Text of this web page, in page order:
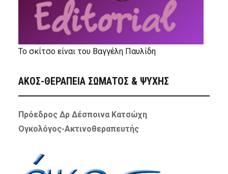
Το σκίτσο είναι του Βαγγέλη Παυλίδη
ΑΚΟΣ-ΘΕΡΑΠΕΙΑ ΣΩΜΑΤΟΣ & ΨΥΧΗΣ
Πρόεδρος Δρ Δέσποινα Κατσώχη
Ογκολόγος-Ακτινοθεραπευτής